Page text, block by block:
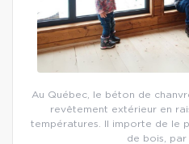
Au Québec, le béton de
revêtement extérieur en
températures. Il importe de le
de bois, par